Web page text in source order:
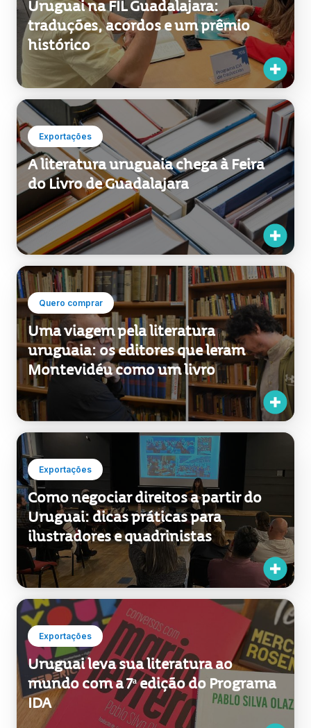
histórico
Exportações
A literatura uruguaia chega à Feira
do Livro de Guadalajara
Quero comprar
Uma viagem pela literatura
uruguaia: os editores que leram
Montevidéu como um livro
Como negociar direitos a partir do
Uruguai: dicas práticas para
ilustradores e quadrinistas
Exportações
Uruguai leva sua literatura ao
mundo com a 7ª edição do Programa
IDA